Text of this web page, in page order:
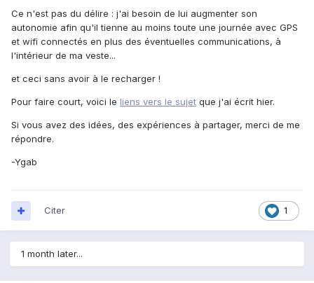
Ce n'est pas du délire : j'ai besoin de lui augmenter son
autonomie afin qu'il tienne au moins toute une journée avec GPS
et wifi connectés en plus des éventuelles communications, à
l'intérieur de ma veste...
et ceci sans avoir à le recharger !
Pour faire court, voici le liens vers le sujet que j'ai écrit hier.
Si vous avez des idées, des expériences à partager, merci de me
répondre.
-Ygab
1
Citer
1 month later...